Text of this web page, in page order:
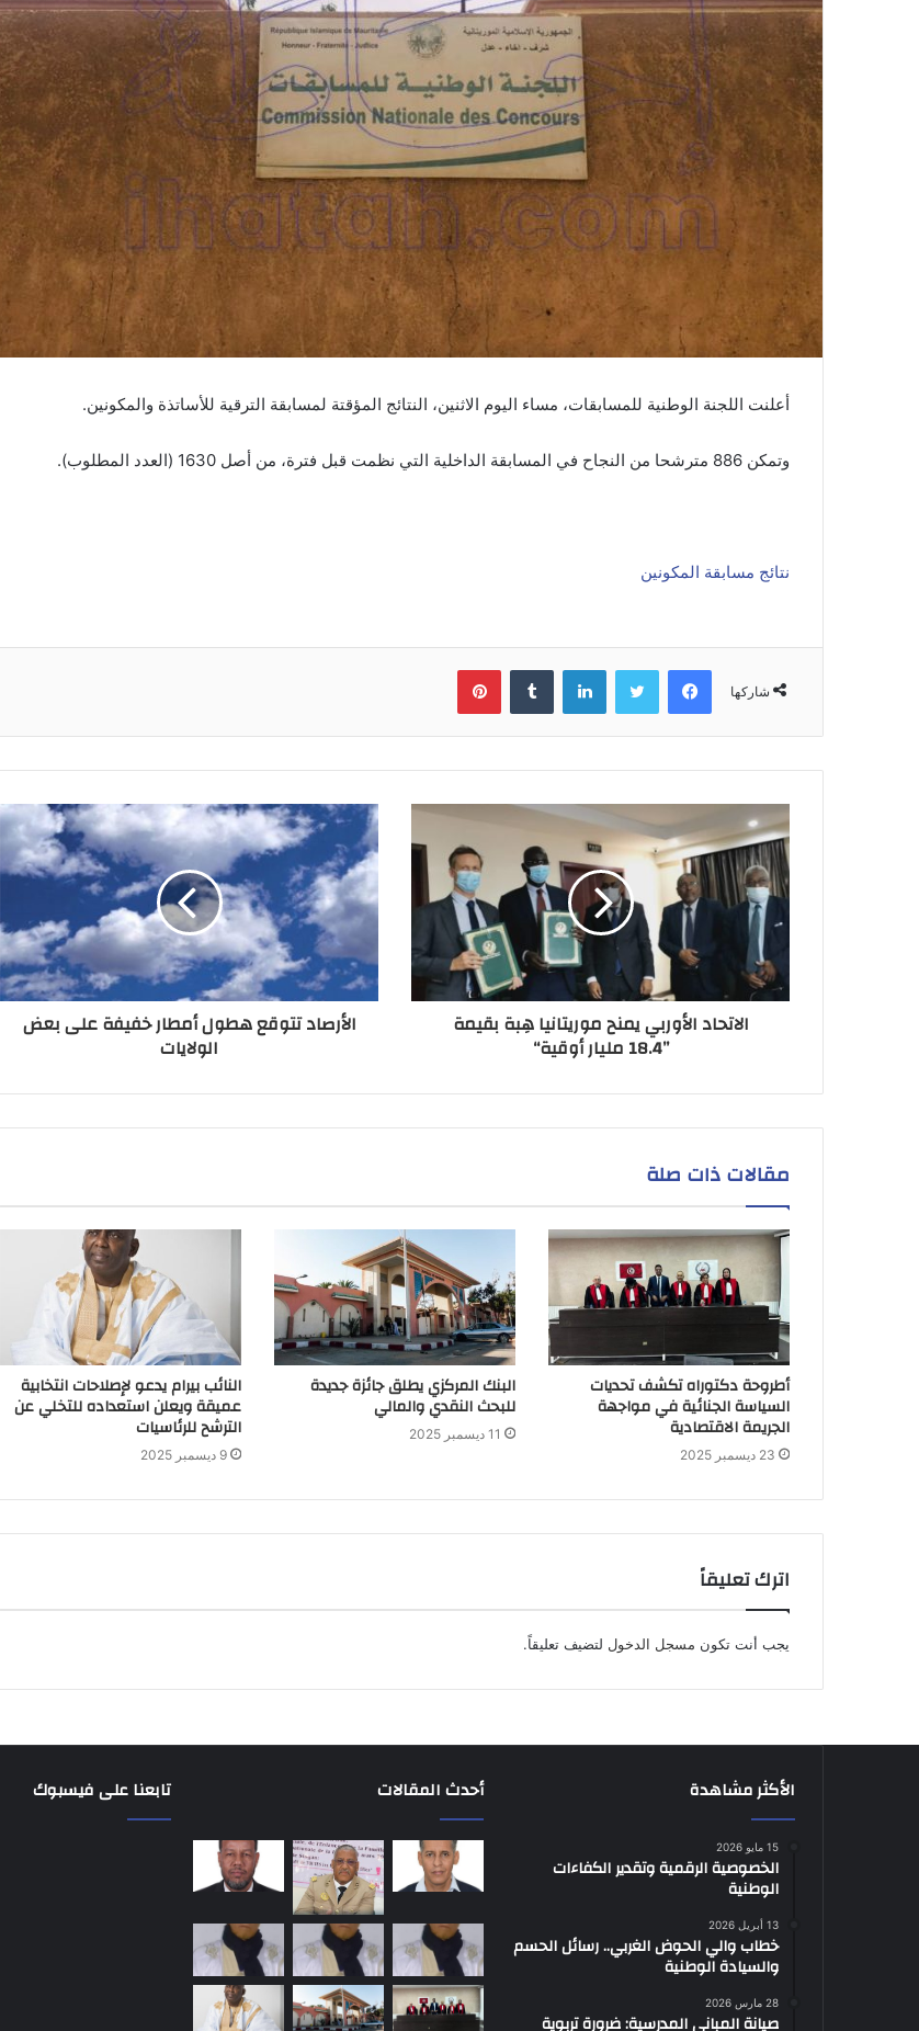
أعلنت اللجنة الوطنية للمسابقات، مساء اليوم الاثنين، النتائج المؤقتة لمسابقة الترقية للأساتذة والمكونين.
وتمكن 886 مترشحا من النجاح في المسابقة الداخلية التي نظمت قبل فترة، من أصل 1630 (العدد المطلوب).
نتائج مسابقة المكونين
شاركها
فيسبوك تويتر لينكدإن بينتيريست
الاتحاد الأوربي يمنح موريتانيا هِبة بقيمة
”18.4 مليار أوقية“
الأرصاد تتوقع هطول أمطار خفيفة على بعض
الولايات
مقالات ذات صلة
أطروحة دكتوراه تكشف تحديات
السياسة الجنائية في مواجهة
الجريمة الاقتصادية
23 ديسمبر 2025
البنك المركزي يطلق جائزة جديدة
للبحث النقدي والمالي
11 ديسمبر 2025
النائب بيرام يدعو لإصلاحات انتخابية
عميقة ويعلن استعداده للتخلي عن
الترشح للرئاسيات
9 ديسمبر 2025
اترك تعليقاً
يجب أنت تكون مسجل الدخول لتضيف تعليقاً.
الأكثر مشاهدة
15 مايو 2026
الخصوصية الرقمية وتقدير الكفاءات
الوطنية
13 أبريل 2026
خطاب والي الحوض الغربي.. رسائل الحسم
والسيادة الوطنية
28 مارس 2026
صيانة المباني المدرسية: ضرورة تربوية
أحدث المقالات تابعنا على فيسبوك